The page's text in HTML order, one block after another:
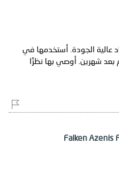
عالية الجودة. أستخدمها في
تشارجر إس آر تي 2014. تقييم بعد شهرين. أوصي بها نظرًا